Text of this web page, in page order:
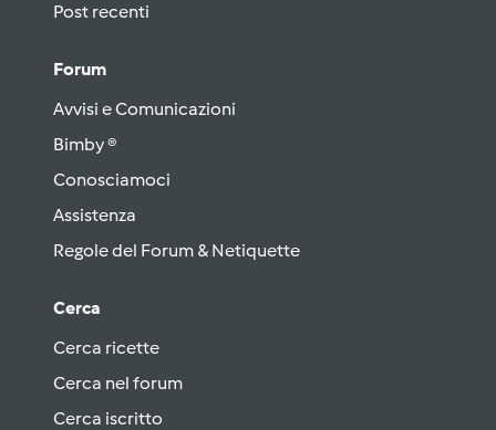
Post recenti
Forum
Avvisi e Comunicazioni
Bimby ®
Conosciamoci
Assistenza
Regole del Forum & Netiquette
Cerca
Cerca ricette
Cerca nel forum
Cerca iscritto